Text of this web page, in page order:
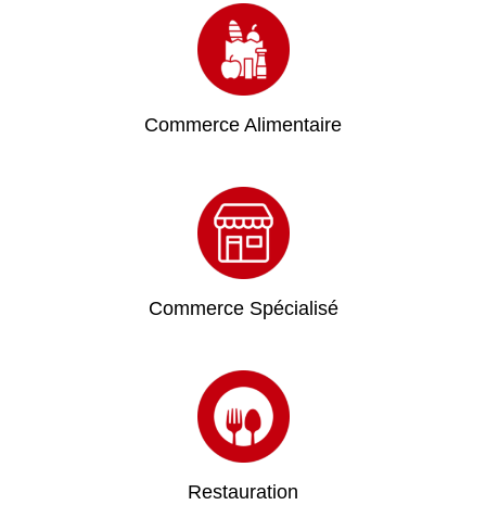
Commerce Alimentaire
Commerce Spécialisé
Restauration